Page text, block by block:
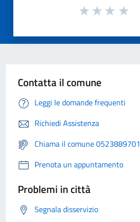
Contatta il comune
Leggi le domande frequenti
Richiedi Assistenza
Chiama il comune 0523889701
Prenota un appuntamento
Problemi in città
Segnala disservizio